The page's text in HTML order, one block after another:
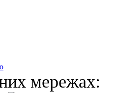
мережах: